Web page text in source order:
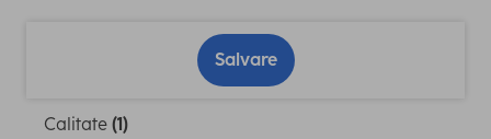
Salvare
Calitate (1)